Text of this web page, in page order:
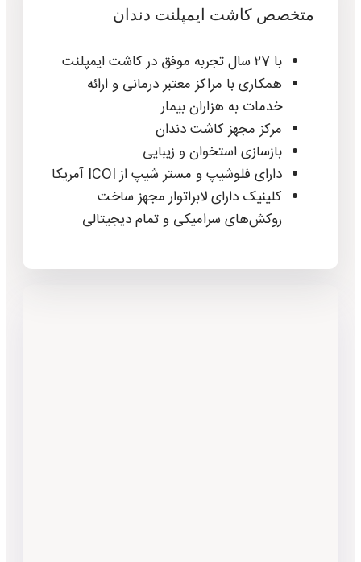
متخصص کاشت ایمپلنت دندان
با ۲7 سال تجربه موفق در کاشت ایمپلنت
همکاری با مراکز معتبر درمانی و ارائه
خدمات به هزاران بیمار
مرکز مجهز کاشت دندان
بازسازی استخوان و زیبایی
دارای فلوشیپ و مستر شیپ از ICOI آمریکا
کلینیک دارای لابراتوار مجهز ساخت
روکش‌های سرامیکی و تمام دیجیتالی